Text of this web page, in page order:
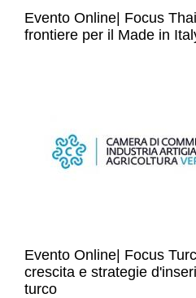
Evento Online| Focus
frontiere per il Made in
Evento Online| Focus
crescita e strategie
turco